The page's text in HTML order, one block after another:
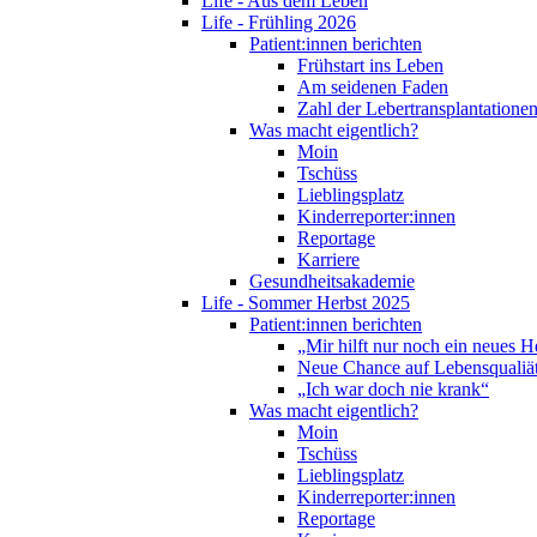
Life - Frühling 2026
Patient:innen berichten
Frühstart ins Leben
Am seidenen Faden
Zahl der
Was macht eigentlich?
Moin
Tschüss
Lieblingsplatz
Kinderreporter:innen
Reportage
Karriere
Gesundheitsakademie
Life - Sommer Herbst 2025
Patient:innen berichten
„Mir hilft nur noch ein neues
Neue Chance auf
„Ich war doch nie krank“
Was macht eigentlich?
Moin
Tschüss
Lieblingsplatz
Kinderreporter:innen
Reportage